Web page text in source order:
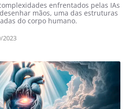
enfrentados pelas IAs
mãos, uma das estruturas
do corpo humano.
2023